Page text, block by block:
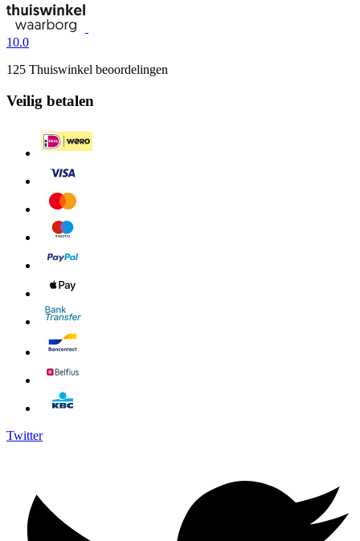
10.0
125 Thuiswinkel beoordelingen
Veilig betalen
Twitter